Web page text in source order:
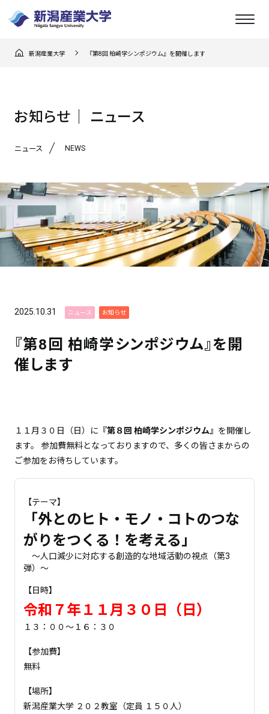
新潟産業大学 『第8回 柏崎学シンポジウム』を開催します
お知らせ│ ニュース
ニュース NEWS
2025.10.31 ニュース お知らせ
『第8回 柏崎学シンポジウム』を開
催します
１１月３０日（日）に 『第８回 柏崎学シンポジウム』 を開催し
ます。 参加費無料となっておりますので、多くの皆さまからの
ご参加をお待ちしています。
【テーマ】
「外とのヒト・モノ・コトのつな
がりをつくる！を考える」
～人口減少に対応する創造的な地域活動の視点（第3
弾）～
【日時】
令和７年１１月３０日（日）
１３：００～１６：３０
【参加費】
無料
【場所】
新潟産業大学 ２０２教室（定員 １５０人）